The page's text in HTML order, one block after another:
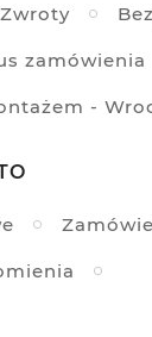
Zwroty
zamówienia
-